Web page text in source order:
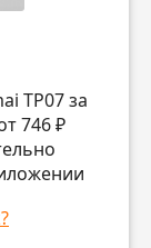
TP07 за
746 ₽